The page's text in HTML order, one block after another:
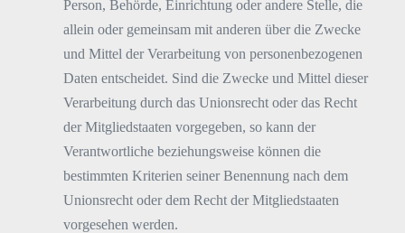
Person, Behörde, Einrichtung oder andere Stelle, die
allein oder gemeinsam mit anderen über die Zwecke
und Mittel der Verarbeitung von personenbezogenen
Daten entscheidet. Sind die Zwecke und Mittel dieser
Verarbeitung durch das Unionsrecht oder das Recht
der Mitgliedstaaten vorgegeben, so kann der
Verantwortliche beziehungsweise können die
bestimmten Kriterien seiner Benennung nach dem
Unionsrecht oder dem Recht der Mitgliedstaaten
vorgesehen werden.